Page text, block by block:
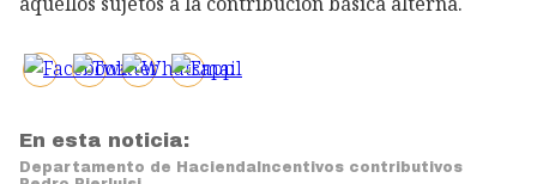
En esta noticia:
Departamento de HaciendaIncentivos contributivos